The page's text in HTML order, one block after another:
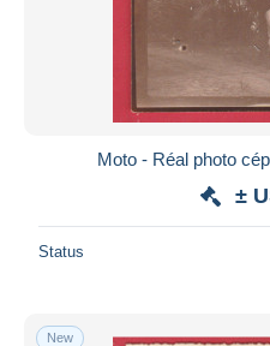
Moto - Réal photo
±
Status
New